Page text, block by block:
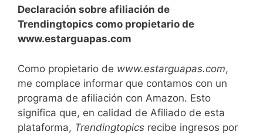
Declaración sobre afiliación de
Trendingtopics como propietario de
www.estarguapas.com
Como propietario de www.estarguapas.com,
me complace informar que contamos con un
programa de afiliación con Amazon. Esto
significa que, en calidad de Afiliado de esta
plataforma, Trendingtopics recibe ingresos por